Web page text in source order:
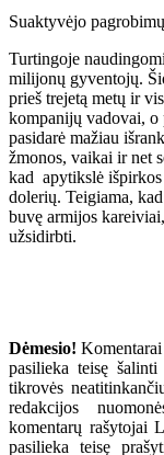
Suaktyvėjo
Turtingoje
milijonų gyventojų.
prieš trejetą metų ir
kompanijų vadovai, o
pasidarė mažiau
žmonos, vaikai ir net
kad apytikslė
dolerių. Teigiama,
buvę armijos
užsidirbti.
Dėmesio!
pasilieka teisę
tikrovės
redakcijos
komentarų rašytojai
pasilieka teisę